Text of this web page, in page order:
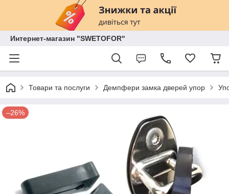
Интернет-магазин "SWETOFOR"
Товари та послуги Демпфери замка дверей упор
–26%